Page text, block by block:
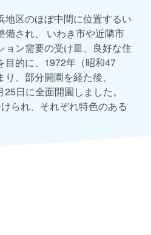
地区のほぼ中間に位置するい
備され、 いわき市や近隣市
ョン需要の受け皿、良好な住
目的に、1972年（昭和47
、部分開園を経た後、
日に全面開園しました。
られ、それぞれ特色のある